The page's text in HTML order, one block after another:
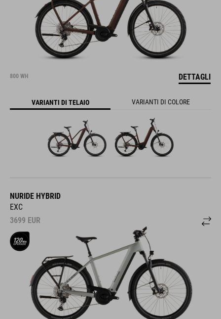
800 WH DETTAGLI
VARIANTI DI TELAIO VARIANTI DI COLORE
NURIDE HYBRID
EXC
3699 EUR